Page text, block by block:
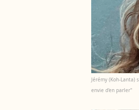
Jérémy (Koh-
envie d'en parler"